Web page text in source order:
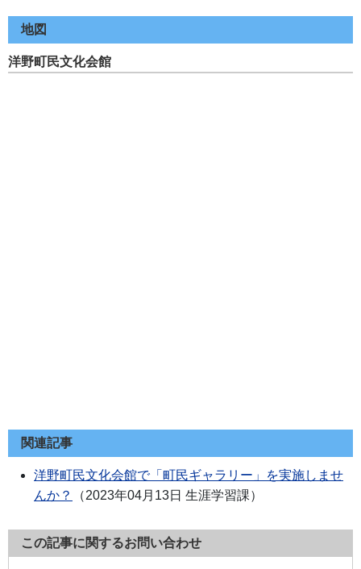
地図
洋野町民文化会館
関連記事
洋野町民文化会館で「町民ギャラリー」を実施しませ
んか？
（2023年04月13日 生涯学習課）
この記事に関するお問い合わせ